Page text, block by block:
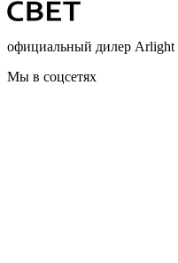
официальный дилер Arlight
Мы в соцсетях